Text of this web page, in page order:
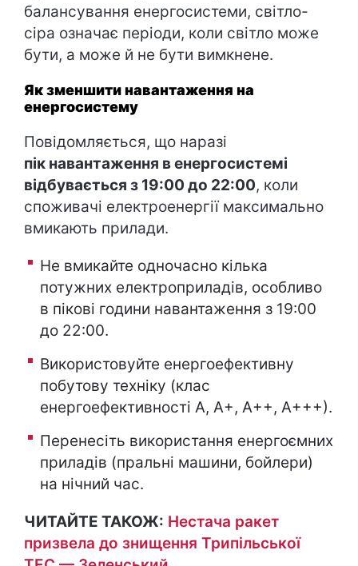
балансування енергосистеми, світло-
сіра означає періоди, коли світло може
бути, а може й не бути вимкнене.
Як зменшити навантаження на
енергосистему
Повідомляється, що наразі
пік навантаження в енергосистемі
відбувається з 19:00 до 22:00, коли
споживачі електроенергії максимально
вмикають прилади.
Не вмикайте одночасно кілька
потужних електроприладів, особливо
в пікові години навантаження з 19:00
до 22:00.
Використовуйте енергоефективну
побутову техніку (клас
енергоефективності А, А+, А++, А+++).
Перенесіть використання енергоємних
приладів (пральні машини, бойлери)
на нічний час.
ЧИТАЙТЕ ТАКОЖ: Нестача ракет
призвела до знищення Трипільської